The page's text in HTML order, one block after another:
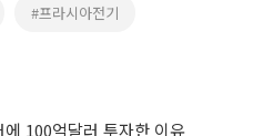
#프라시아전기
에 100억달러 투자한 이유